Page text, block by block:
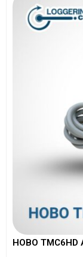
HOBO